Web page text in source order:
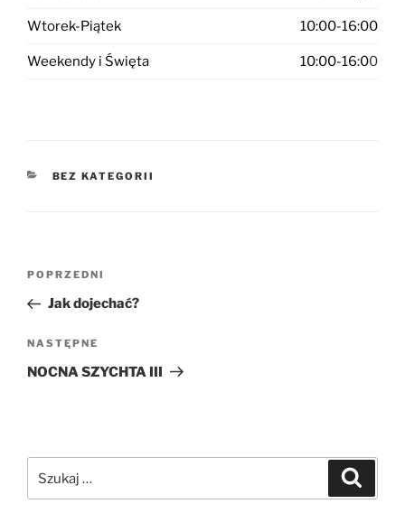
Wtorek-Piątek 10:00-16:00
Weekendy i Święta 10:00-16:00
KATEGORIE
BEZ KATEGORII
Nawigacja
Poprzedni
wpis
POPRZEDNI
Jak dojechać?
Następny
wpis
NASTĘPNE
NOCNA SZYCHTA III